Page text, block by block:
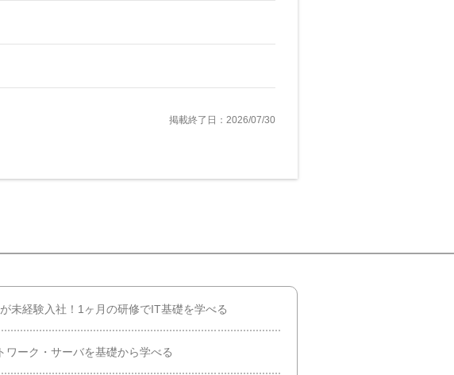
掲載終了日：2026/07/30
未経験入社！1ヶ月の研修でIT基礎を学べる
ワーク・サーバを基礎から学べる